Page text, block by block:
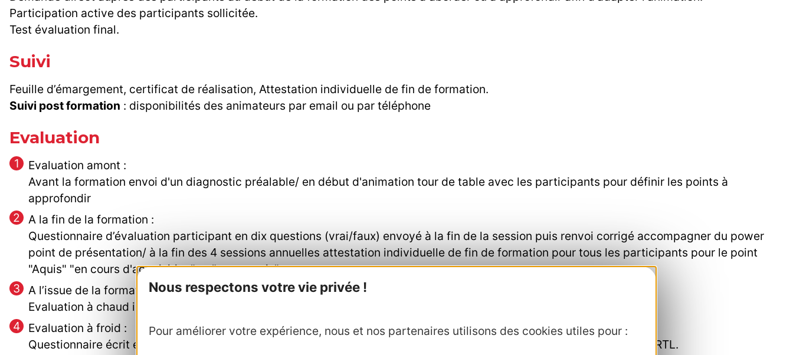
Nous respectons votre vie privée !
Pour améliorer votre expérience, nous et nos partenaires utilisons des cookies utiles pour :
Participation active des participants sollicitée.
Test évaluation final.
Suivi
Feuille d’émargement, certificat de réalisation, Attestation individuelle de fin de formation.
Suivi post formation : disponibilités des animateurs par email ou par téléphone
Evaluation
Evaluation amont :
Avant la formation envoi d'un diagnostic préalable/ en début d'animation tour de table avec les participants pour définir les points à
approfondir
A la fin de la formation :
Questionnaire d’évaluation participant en dix questions (vrai/faux) envoyé à la fin de la session puis renvoi corrigé accompagner du power
point de présentation/ à la fin des 4 sessions annuelles attestation individuelle de fin de formation pour tous les participants pour le point
"Aquis" "en cours d'acquisition" et "non acquis"
A l’issue de la formation :
Evaluation à chaud individuelle (écrite). Elle permet de mesurer le taux de satisfaction.
Evaluation à froid :
Questionnaire écrit entre 3 et 6 mois pour mesurer la mise en pratique des acquis en situation professionnelle par le CRTL.